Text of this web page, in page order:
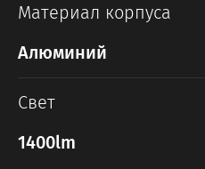
Материал корпуса
Алюминий
Свет
1400lm